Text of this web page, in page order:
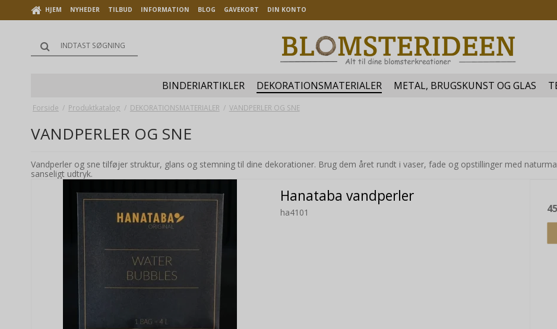
HJEM NYHEDER TILBUD INFORMATION BLOG GAVEKORT DIN KONTO
BINDERIARTIKLER DEKORATIONSMATERIALER METAL, BRUGSKUNST OG GLAS
Forside / Produktkatalog / DEKORATIONSMATERIALER / VANDPERLER OG SNE
VANDPERLER OG SNE
Vandperler og sne tilføjer struktur, glans og stemning til dine dekorationer. Brug dem året rundt i vaser, fade og opstillinger med
sanseligt udtryk.
Hanataba vandperler
ha4101